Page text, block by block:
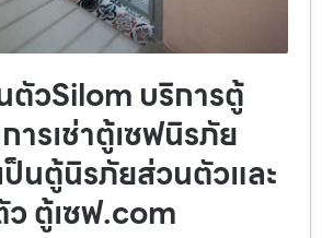
วSilom บริการตู้
ารเช่าตู้เซฟนิรภัย
ป็นตู้นิรภัยส่วนตัวและ
ตู้เซฟ.com